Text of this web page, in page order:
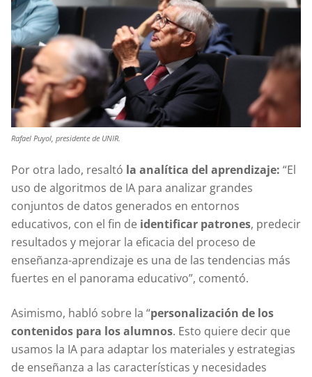
Rafael Puyol, presidente de UNIR.
Por otra lado, resaltó la analítica del aprendizaje: “El
uso de algoritmos de IA para analizar grandes
conjuntos de datos generados en entornos
educativos, con el fin de identificar patrones, predecir
resultados y mejorar la eficacia del proceso de
enseñanza-aprendizaje es una de las tendencias más
fuertes en el panorama educativo”, comentó.
Asimismo, habló sobre la “personalización de los
contenidos para los alumnos. Esto quiere decir que
usamos la IA para adaptar los materiales y estrategias
de enseñanza a las características y necesidades